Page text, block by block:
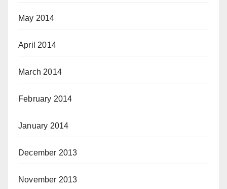
May 2014
April 2014
March 2014
February 2014
January 2014
December 2013
November 2013